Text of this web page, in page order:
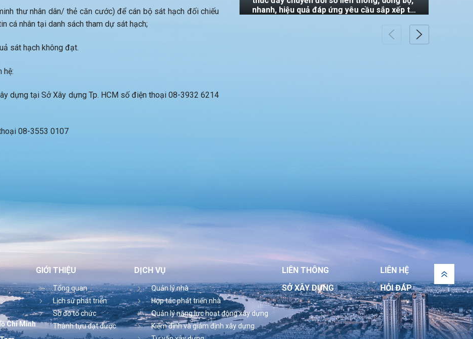
thư nhân dân/ thẻ căn cước) để cán bộ sát hạch đối chiếu
cá nhân tại danh sách tham dự sát hạch;
sát hạch không đạt.
hệ:
dựng tại Sở Xây dựng Tp. HCM số điện thoại 08-3932 6214
08-3553 0107
nhanh, hiệu quả đáp ứng yêu cầu sắp xếp tổ
Chí Minh
GIỚI THIỆU
Tổng quan
Lịch sử phát triển
Sơ đồ tổ chức
Thành tựu đạt được
DỊCH VỤ
Quản lý nhà
Hợp tác phát triển nhà
Quản lý năng lực hoạt động xây dựng
Kiểm định và giám định xây dựng
LIÊN THÔNG
SỞ XÂY DỰNG
LIÊN HỆ
HỎI ĐÁP